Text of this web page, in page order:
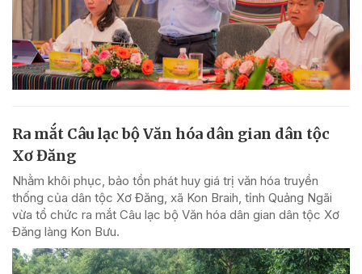
Ra mắt Câu lạc bộ Văn hóa dân gian dân tộc
Xơ Đăng
Nhằm khôi phục, bảo tồn phát huy giá trị văn hóa truyền
thống của dân tộc Xơ Đăng, xã Kon Braih, tỉnh Quảng Ngãi
vừa tổ chức ra mắt Câu lạc bộ Văn hóa dân gian dân tộc Xơ
Đăng làng Kon Bưu.